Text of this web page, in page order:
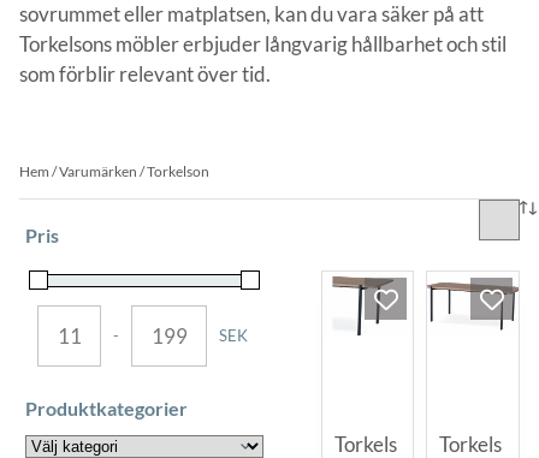
sovrummet eller matplatsen, kan du vara säker på att
Torkelsons möbler erbjuder långvarig hållbarhet och stil
som förblir relevant över tid.
Hem / Varumärken / Torkelson
Pris
MINIMUM PRICE
-
MAXIMUM PRICE
SEK
Produktkategorier
Torkels
Torkels